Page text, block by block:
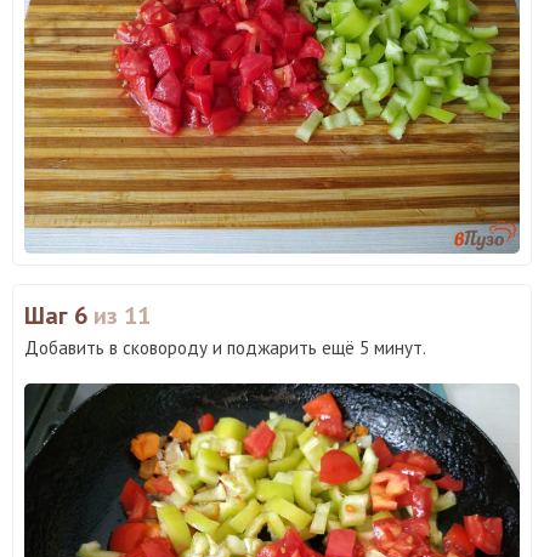
Шаг 6 из 11
Добавить в сковороду и поджарить ещё 5 минут.